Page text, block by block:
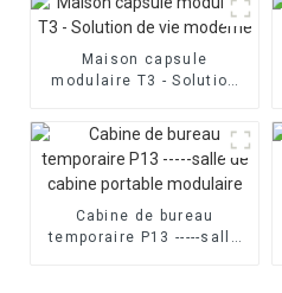
Maison capsule
modulaire T3 - Solution
Cabine de bureau
temporaire P13 -----salle